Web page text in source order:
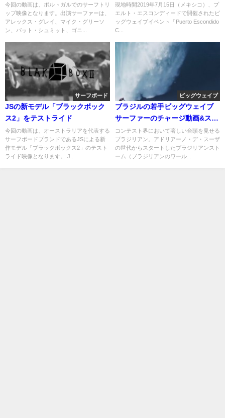
今回の動画は、ポルトガルでのサーフトリ
ップ映像となります。出演サーファーは、
アレックス・グレイ、マイク・グリーソ
ン、パット・シュミット、ゴニ...
が実現へ
現地時間2019年7月15日（メキシコ）、プ
エルト・エスコンディードで開催されたビ
ッグウェイブイベント「Puerto Escondido
C...
サーフボード
JSの新モデル「ブラックボック
ス2」をテストライド
今回の動画は、オーストラリアを代表する
サーフボードブランドであるJSによる新
作モデル「ブラックボックス2」のテスト
ライド映像となります。 J...
ビッグウェイブ
ブラジルの若手ビッグウェイブ
サーファーのチャージ動画&スポ
ンサー状況が好転のブラジル
コンテスト界において著しい台頭を見せる
ブラジリアン。アドリアーノ・デ・スーザ
の世代からスタートしたブラジリアンスト
ーム（ブラジリアンのワール...